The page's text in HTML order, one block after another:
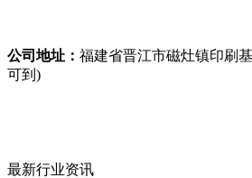
公司地址： 福建省晋江市磁灶镇印刷
可到)
最新行业资讯